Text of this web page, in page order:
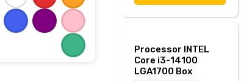
Processor INTEL
Core i3-14100
LGA1700 Box